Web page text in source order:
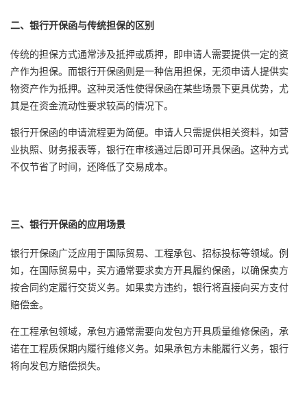
二、银行开保函与传统担保的区别
传统的担保方式通常涉及抵押或质押，即申请人需要提供一定的资
产作为担保。而银行开保函则是一种信用担保，无须申请人提供实
物资产作为抵押。这种灵活性使得保函在某些场景下更具优势，尤
其是在资金流动性要求较高的情况下。
银行开保函的申请流程更为简便。申请人只需提供相关资料，如营
业执照、财务报表等，银行在审核通过后即可开具保函。这种方式
不仅节省了时间，还降低了交易成本。
三、银行开保函的应用场景
银行开保函广泛应用于国际贸易、工程承包、招标投标等领域。例
如，在国际贸易中，买方通常要求卖方开具履约保函，以确保卖方
按合同约定履行交货义务。如果卖方违约，银行将直接向买方支付
赔偿金。
在工程承包领域，承包方通常需要向发包方开具质量维修保函，承
诺在工程质保期内履行维修义务。如果承包方未能履行义务，银行
将向发包方赔偿损失。